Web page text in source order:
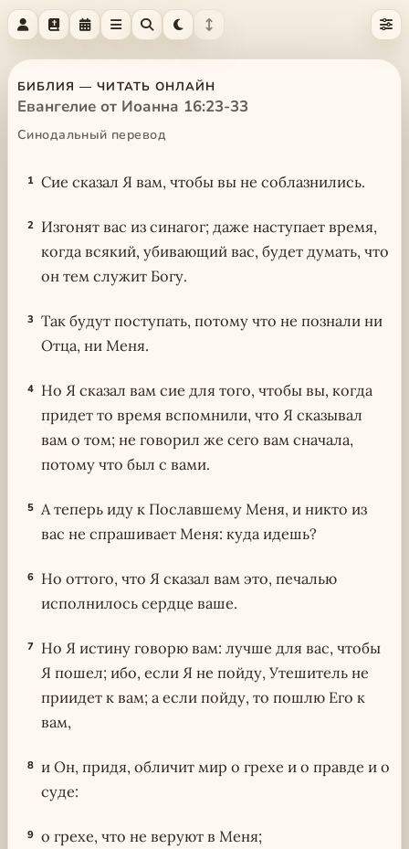
БИБЛИЯ — ЧИТАТЬ ОНЛАЙН
Евангелие от Иоанна 16:23-33
Синодальный перевод
1 Сие сказал Я вам, чтобы вы не соблазнились.
2 Изгонят вас из синагог; даже наступает время,
когда всякий, убивающий вас, будет думать, что
он тем служит Богу.
3 Так будут поступать, потому что не познали ни
Отца, ни Меня.
4 Но Я сказал вам сие для того, чтобы вы, когда
придет то время вспомнили, что Я сказывал
вам о том; не говорил же сего вам сначала,
потому что был с вами.
5 А теперь иду к Пославшему Меня, и никто из
вас не спрашивает Меня: куда идешь?
6 Но оттого, что Я сказал вам это, печалью
исполнилось сердце ваше.
7 Но Я истину говорю вам: лучше для вас, чтобы
Я пошел; ибо, если Я не пойду, Утешитель не
приидет к вам; а если пойду, то пошлю Его к
вам,
8 и Он, придя, обличит мир о грехе и о правде и о
суде:
9 о грехе, что не веруют в Меня;